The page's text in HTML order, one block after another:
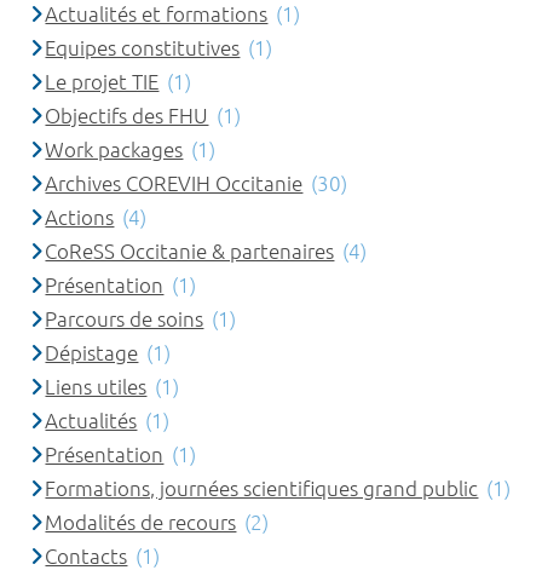
Actualités et formations (1)
Equipes constitutives (1)
Le projet TIE (1)
Objectifs des FHU (1)
Work packages (1)
Archives COREVIH Occitanie (30)
Actions (4)
CoReSS Occitanie & partenaires (4)
Présentation (1)
Parcours de soins (1)
Dépistage (1)
Liens utiles (1)
Actualités (1)
Présentation (1)
Formations, journées scientifiques grand public (1)
Modalités de recours (2)
Contacts (1)